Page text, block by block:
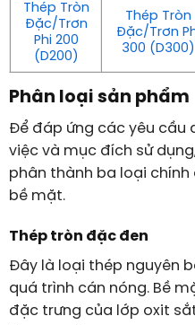
Thép Tròn
Đặc/Trơn
Phi 200
(D200)
Thép Tròn
Đặc/Trơn
300 (D300)
Phân loại sản phẩm
Để đáp ứng các yêu cầu
việc và mục đích sử
phân thành ba loại
bề mặt.
Thép tròn đặc đen
Đây là loại thép nguyên
quá trình cán nóng. Bề
đặc trưng của lớp oxit